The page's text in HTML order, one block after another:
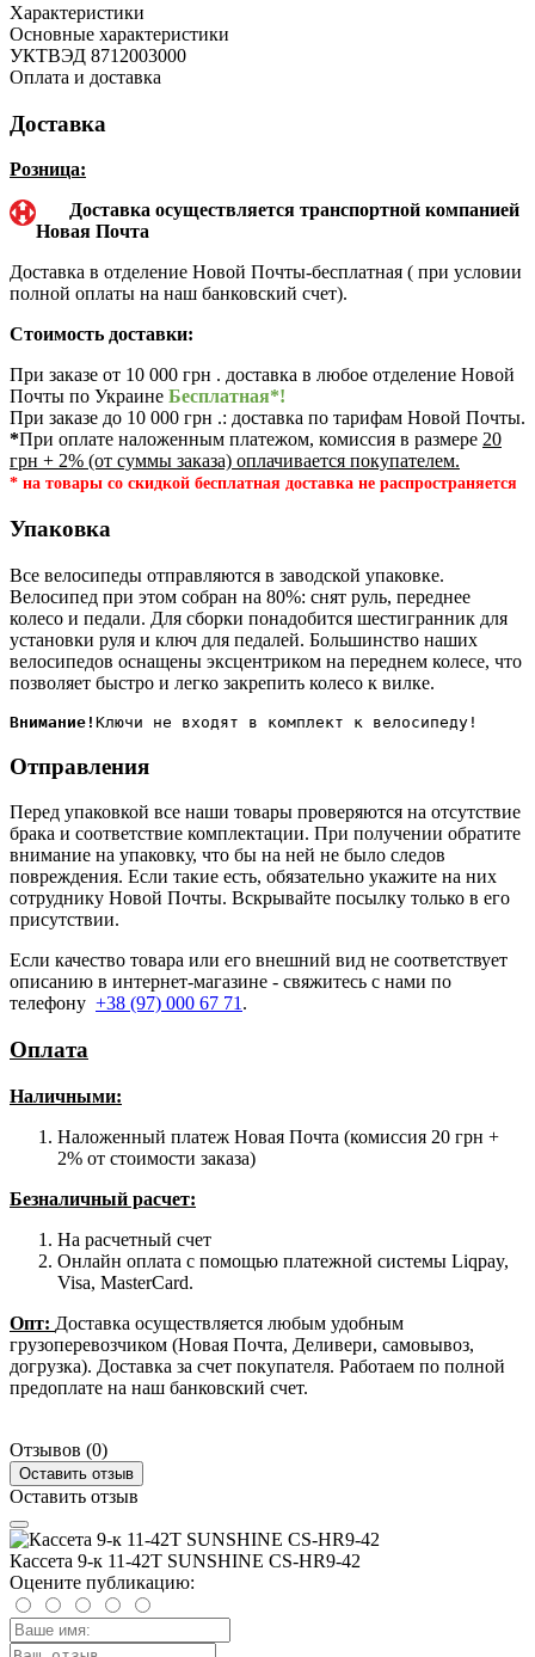
Характеристики
Основные характеристики
УКТВЭД 8712003000
Оплата и доставка
Доставка
Розница:
Доставка осуществляется транспортной компанией
Новая Почта
Доставка в отделение Новой Почты-бесплатная ( при условии
полной оплаты на наш банковский счет).
Стоимость доставки:
При заказе от 10 000 грн . доставка в любое отделение Новой
Почты по Украине Бесплатная*!
При заказе до 10 000 грн .: доставка по тарифам Новой Почты.
*При оплате наложенным платежом, комиссия в размере 20
грн + 2% (от суммы заказа) оплачивается покупателем.
* на товары со скидкой бесплатная доставка не распространяется
Упаковка
Все велосипеды отправляются в заводской упаковке.
Велосипед при этом собран на 80%: снят руль, переднее
колесо и педали. Для сборки понадобится шестигранник для
установки руля и ключ для педалей. Большинство наших
велосипедов оснащены эксцентриком на переднем колесе, что
позволяет быстро и легко закрепить колесо к вилке.
Внимание!
Отправления
Перед упаковкой все наши товары проверяются на отсутствие
брака и соответствие комплектации. При получении обратите
внимание на упаковку, что бы на ней не было следов
повреждения. Если такие есть, обязательно укажите на них
сотруднику Новой Почты. Вскрывайте посылку только в его
присутствии.
Если качество товара или его внешний вид не соответствует
описанию в интернет-магазине - свяжитесь с нами по
телефону +38 (97) 000 67 71 .
Оплата
Наличными:
Наложенный платеж Новая Почта (комиссия 20 грн +
2% от стоимости заказа)
Безналичный расчет:
На расчетный счет
Онлайн оплата с помощью платежной системы Liqpay,
Visa, MasterCard.
Опт: Доставка осуществляется любым удобным
грузоперевозчиком (Новая Почта, Деливери, самовывоз,
догрузка). Доставка за счет покупателя. Работаем по полной
предоплате на наш банковский счет.
Отзывов (0)
Оставить отзыв
Оставить отзыв
Кассета 9-к 11-42T SUNSHINE CS-HR9-42
Оцените публикацию: